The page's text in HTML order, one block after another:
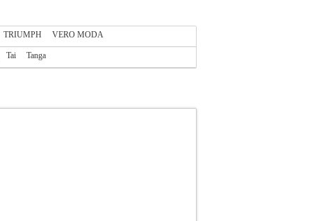
TRIUMPH VERO MODA
Tai Tanga